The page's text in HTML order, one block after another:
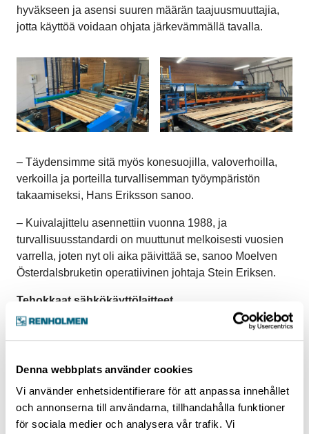
Denna webbplats använder cookies
Vi använder enhetsidentifierare för att anpassa innehållet
och annonserna till användarna, tillhandahålla funktioner
för sociala medier och analysera vår trafik. Vi
hyväkseen ja asensi suuren määrän taajuusmuuttajia,
jotta käyttöä voidaan ohjata järkevämmällä tavalla.
– Täydensimme sitä myös konesuojilla, valoverhoilla,
verkoilla ja porteilla turvallisemman työympäristön
takaamiseksi, Hans Eriksson sanoo.
– Kuivalajittelu asennettiin vuonna 1988, ja
turvallisuusstandardi on muuttunut melkoisesti vuosien
varrella, joten nyt oli aika päivittää se, sanoo Moelven
Österdalsbruketin operatiivinen johtaja Stein Eriksen.
Tehokkaat sähkökäyttölaitteet
Loppukesällä 2025 Österdalsbruket jatkoi sahatavaran
käsittelynsä parantamista. Silloin oli rimoituskoneen
tuorelajittelun ja rimoituskoneen, jotka olivat tuolloin
– Nyt tarvittiin päivitys. Rimoituskone sai uudet
tehokkaat sähkökäytöt rimaraamille ja siirtovarsille.